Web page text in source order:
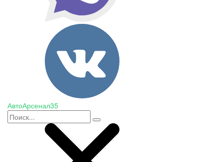
АвтоАрсенал35